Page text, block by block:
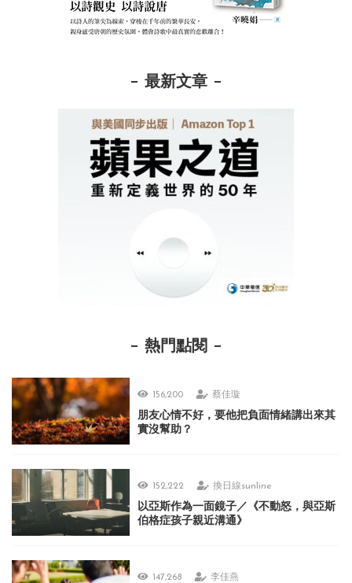
最新文章
熱門點閱
156,200 蔡佳璇
朋友心情不好，要他把負面情緒講出來其
實沒幫助？
152,222 換日線sunline
以亞斯作為一面鏡子／《不動怒，與亞斯
伯格症孩子親近溝通》
147,268 李佳燕